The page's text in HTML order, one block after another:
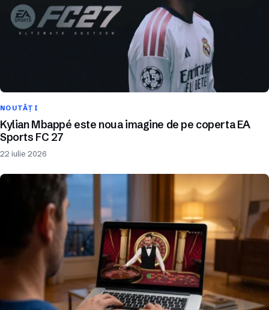
NOUTĂȚI
Kylian Mbappé este noua imagine de pe coperta EA
Sports FC 27
22 iulie 2026